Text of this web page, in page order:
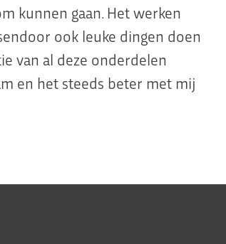
kunnen gaan. Het werken
ook leuke dingen doen
van al deze onderdelen
en het steeds beter met mij